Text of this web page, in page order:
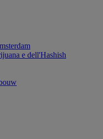
e dell'Hashish